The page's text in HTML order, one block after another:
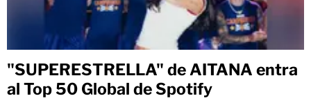
"SUPERESTRELLA" de AITANA entra
al Top 50 Global de Spotify